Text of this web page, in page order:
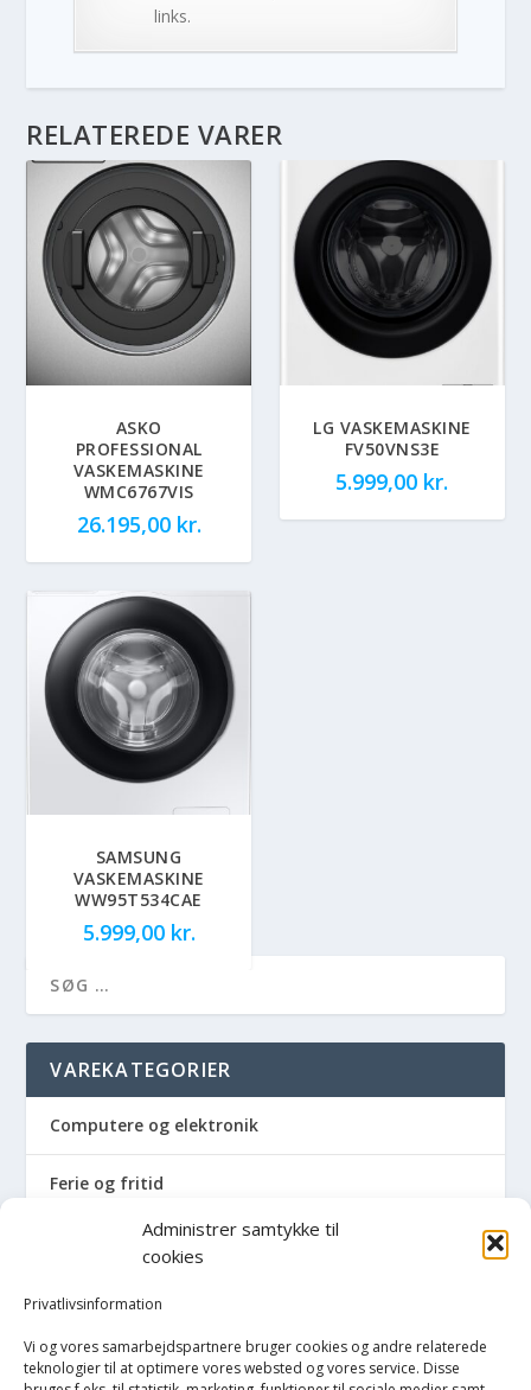
Administrer samtykke til
cookies
Privatlivsinformation
Vi og vores samarbejdspartnere bruger cookies og andre relaterede
teknologier til at optimere vores websted og vores service. Disse
links.
RELATEREDE VARER
ASKO
PROFESSIONAL
VASKEMASKINE
WMC6767VIS
26.195,00 kr.
LG VASKEMASKINE
FV50VNS3E
5.999,00 kr.
SAMSUNG
VASKEMASKINE
WW95T534CAE
5.999,00 kr.
VAREKATEGORIER
Computere og elektronik
Ferie og fritid
Hus og have
Havemaskiner
Hvidevarer